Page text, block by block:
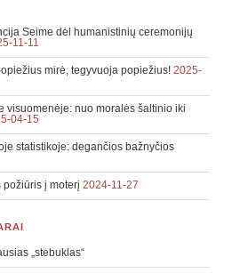
Seime dėl humanistinių ceremonijų
11-11
mirė, tegyvuoja popiežius! 2025-
visuomenėje: nuo moralės šaltinio iki
04-15
statistikoje: degančios bažnyčios
požiūris į moterį 2024-11-27
„stebuklas“